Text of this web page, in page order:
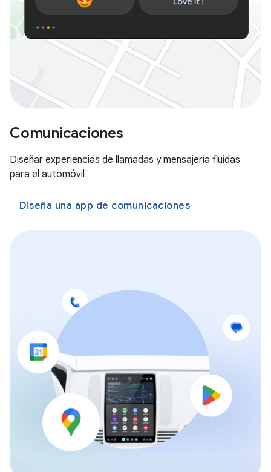
Comunicaciones
Diseñar experiencias de llamadas y mensajería fluidas
para el automóvil
Diseña una app de comunicaciones